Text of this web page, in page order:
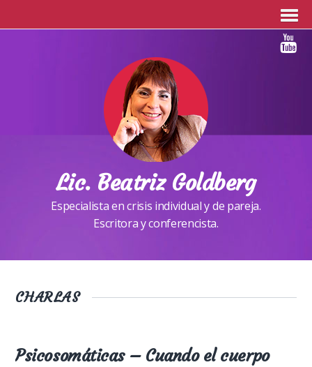
Lic. Beatriz Goldberg
Especialista en crisis individual y de pareja.
Escritora y conferencista.
CHARLAS
Psicosomáticas – Cuando el cuerpo